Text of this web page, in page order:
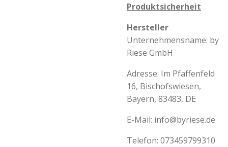
Produktsicherheit
Hersteller
Unternehmensname: by
Riese GmbH
Adresse: Im Pfaffenfeld
16, Bischofswiesen,
Bayern, 83483, DE
E-Mail: info@byriese.de
Telefon: 073459799310